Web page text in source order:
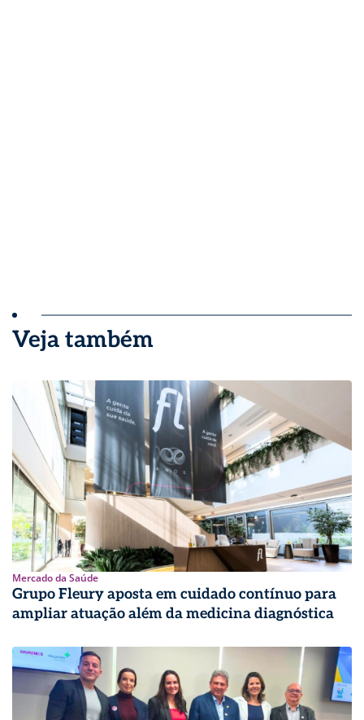
Veja também
Mercado da Saúde
Grupo Fleury aposta em cuidado contínuo para
ampliar atuação além da medicina diagnóstica